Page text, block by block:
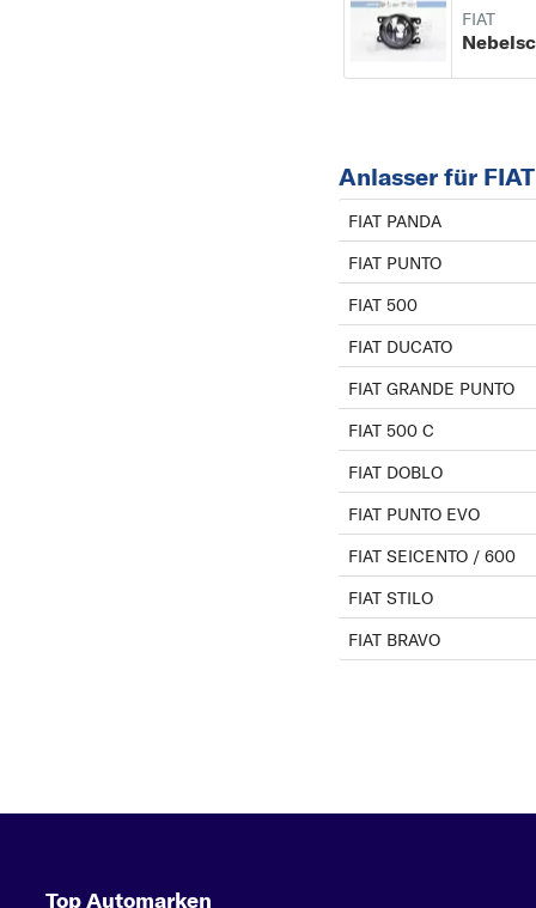
FIAT
Anlasser für
FIAT PANDA
FIAT PUNTO
FIAT 500
FIAT DUCATO
FIAT GRANDE PUNTO
FIAT 500 C
FIAT DOBLO
FIAT PUNTO EVO
FIAT SEICENTO / 600
FIAT STILO
FIAT BRAVO
Top Automarken